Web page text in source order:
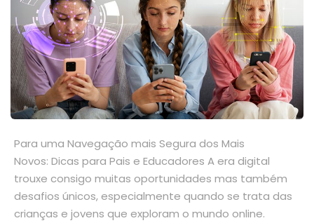
Para uma Navegação mais Segura dos Mais
Novos: Dicas para Pais e Educadores A era digital
trouxe consigo muitas oportunidades mas também
desafios únicos, especialmente quando se trata das
crianças e jovens que exploram o mundo online.